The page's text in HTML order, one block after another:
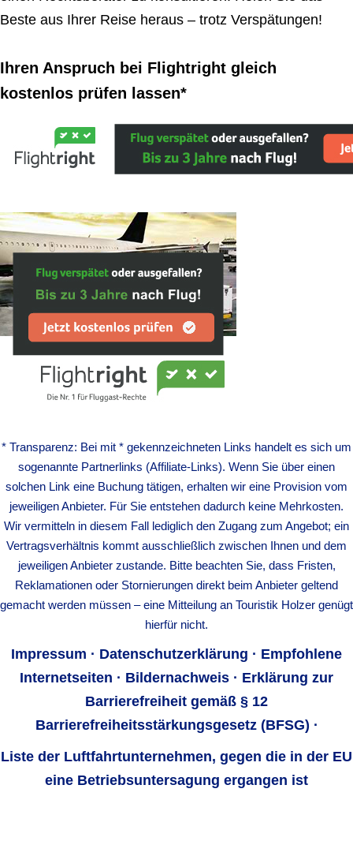
Beste aus Ihrer Reise heraus – trotz Verspätungen!
Ihren Anspruch bei Flightright gleich
kostenlos prüfen lassen*
* Transparenz: Bei mit * gekennzeichneten Links handelt es sich um
sogenannte Partnerlinks (Affiliate-Links). Wenn Sie über einen
solchen Link eine Buchung tätigen, erhalten wir eine Provision vom
jeweiligen Anbieter. Für Sie entstehen dadurch keine Mehrkosten.
Wir vermitteln in diesem Fall lediglich den Zugang zum Angebot; ein
Vertragsverhältnis kommt ausschließlich zwischen Ihnen und dem
jeweiligen Anbieter zustande. Bitte beachten Sie, dass Fristen,
Reklamationen oder Stornierungen direkt beim Anbieter geltend
gemacht werden müssen – eine Mitteilung an Touristik Holzer genügt
hierfür nicht.
Impressum · Datenschutzerklärung · Empfohlene
Internetseiten · Bildernachweis · Erklärung zur
Barrierefreiheit gemäß § 12
Barrierefreiheitsstärkungsgesetz (BFSG) ·
Liste der Luftfahrtunternehmen, gegen die in der EU
eine Betriebsuntersagung ergangen ist